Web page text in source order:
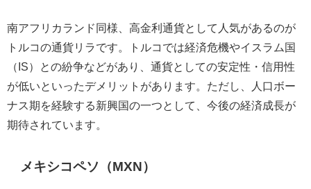
南アフリカランド同様、高金利通貨として人気があるのが
トルコの通貨リラです。トルコでは経済危機やイスラム国
（IS）との紛争などがあり、通貨としての安定性・信用性
が低いといったデメリットがあります。ただし、人口ボー
ナス期を経験する新興国の一つとして、今後の経済成長が
期待されています。
メキシコペソ（MXN）